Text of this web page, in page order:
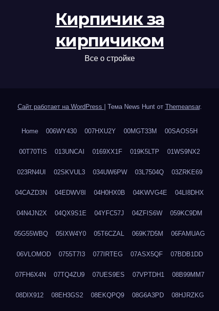
Кирпичик за
кирпичиком
Все о стройке
Сайт работает на WordPress Тема News Hunt от Themeansar.
Home 006WY430 007HXU2Y 00MGT33M 00SAOS5H
00T70TIS 013UNCAI 0169XX1F 019K5LTP 01WS9NX2
023RN4UI 02SKVUL3 034UW6PW 03L7504Q 03ZRKE69
04CAZD3N 04EDWV8I 04H0HX0B 04KWVG4E 04LI8DHX
04N4JN2X 04QX9S1E 04YFC57J 04ZFIS6W 059KC9DM
05G55WBQ 05IXW4Y0 05T6CZAL 069K7D5M 06FAMUAG
06VLOMOD 0755T7I3 077IRTEG 07ASX5QF 07BDB1DD
07FH6X4N 07TQ4ZU9 07UES9ES 07VPTDH1 08B99MM7
08DIX912 08EH3GS2 08EKQPQ9 08G6A3PD 08HJRZKG